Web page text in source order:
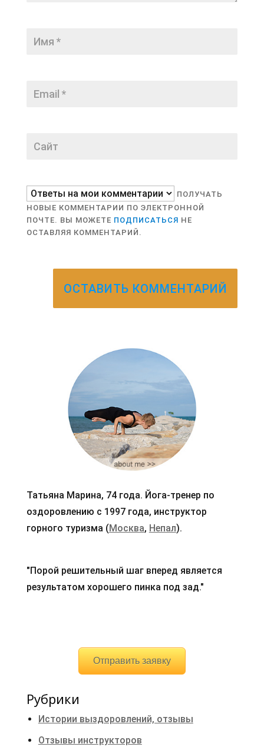
ПОЛУЧАТЬ
НОВЫЕ КОММЕНТАРИИ ПО ЭЛЕКТРОННОЙ
ПОЧТЕ. ВЫ МОЖЕТЕ ПОДПИСАТЬСЯ НЕ
ОСТАВЛЯЯ КОММЕНТАРИЙ.
Татьяна Марина, 74 года. Йога-тренер по
оздоровлению с 1997 года, инструктор
горного туризма (Москва, Непал).
"Порой решительный шаг вперед является
результатом хорошего пинка под зад."
Отправить заявку
Рубрики
Истории выздоровлений, отзывы
Отзывы инструкторов